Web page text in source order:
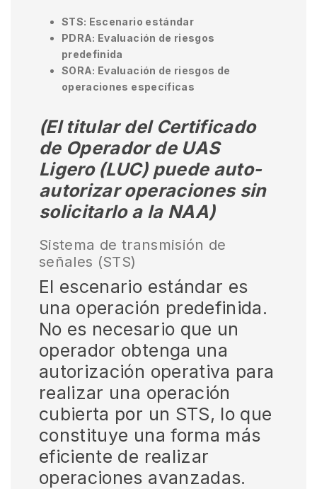
STS: Escenario estándar
PDRA: Evaluación de riesgos
predefinida
SORA: Evaluación de riesgos de
operaciones específicas
(El titular del Certificado
de Operador de UAS
Ligero (LUC) puede auto-
autorizar operaciones sin
solicitarlo a la NAA)
Sistema de transmisión de
señales (STS)
El escenario estándar es
una operación predefinida.
No es necesario que un
operador obtenga una
autorización operativa para
realizar una operación
cubierta por un STS, lo que
constituye una forma más
eficiente de realizar
operaciones avanzadas.